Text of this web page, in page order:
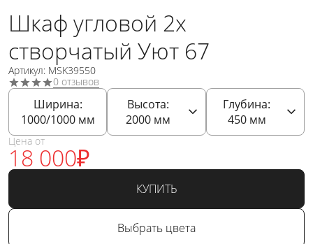
Шкаф угловой 2х
створчатый Уют 67
Артикул: MSK39550
0 отзывов
Ширина:
1000/1000мм
Высота:
2000мм
Глубина:
450мм
Цена от
18 000₽
КУПИТЬ
Выбрать цвета